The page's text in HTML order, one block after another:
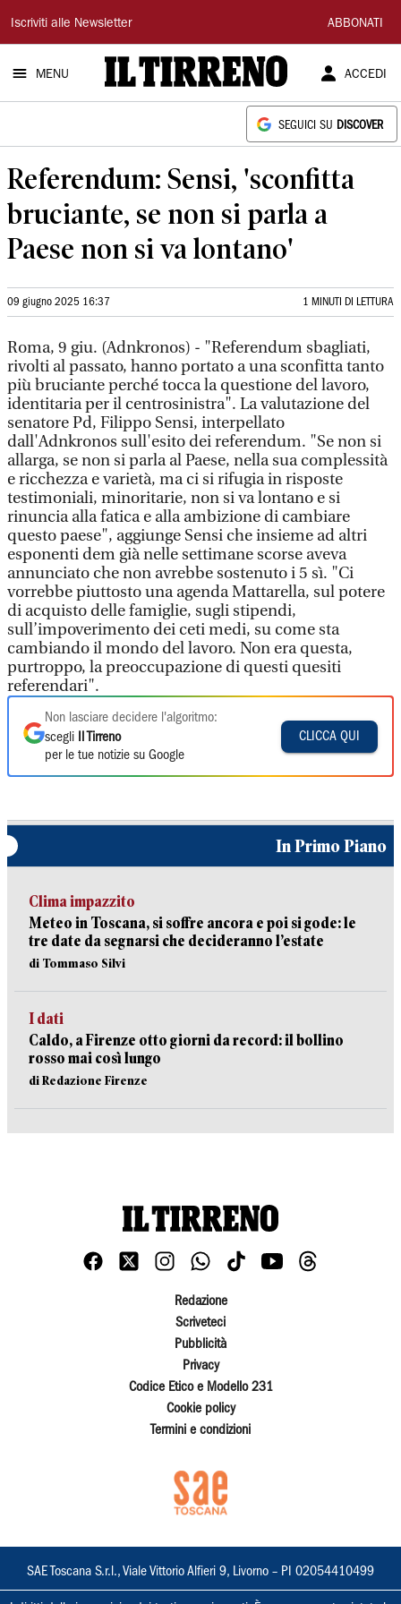
Il
Tirreno
Iscriviti alle Newsletter ABBONATI
MENU ACCEDI
SEGUICI SU DISCOVER
Referendum: Sensi, 'sconfitta
bruciante, se non si parla a
Paese non si va lontano'
09 giugno 2025 16:37 1 MINUTI DI LETTURA
Roma, 9 giu. (Adnkronos) - "Referendum sbagliati,
rivolti al passato, hanno portato a una sconfitta tanto
più bruciante perché tocca la questione del lavoro,
identitaria per il centrosinistra". La valutazione del
senatore Pd, Filippo Sensi, interpellato
dall'Adnkronos sull'esito dei referendum. "Se non si
allarga, se non si parla al Paese, nella sua complessità
e ricchezza e varietà, ma ci si rifugia in risposte
testimoniali, minoritarie, non si va lontano e si
rinuncia alla fatica e alla ambizione di cambiare
questo paese", aggiunge Sensi che insieme ad altri
esponenti dem già nelle settimane scorse aveva
annunciato che non avrebbe sostenuto i 5 sì. "Ci
vorrebbe piuttosto una agenda Mattarella, sul potere
di acquisto delle famiglie, sugli stipendi,
sull’impoverimento dei ceti medi, su come sta
cambiando il mondo del lavoro. Non era questa,
purtroppo, la preoccupazione di questi quesiti
referendari".
Non lasciare decidere l'algoritmo:
scegli
Il Tirreno
per le tue notizie su Google
CLICCA QUI
In Primo Piano
Clima impazzito
Meteo in Toscana, si soffre ancora e poi si gode: le
tre date da segnarsi che decideranno l’estate
di Tommaso Silvi
I dati
Caldo, a Firenze otto giorni da record: il bollino
rosso mai così lungo
di Redazione Firenze
Redazione
Scriveteci
Pubblicità
Privacy
Codice Etico e Modello 231
Cookie policy
Termini e condizioni
SAE Toscana S.r.l., Viale Vittorio Alfieri 9, Livorno – PI 02054410499